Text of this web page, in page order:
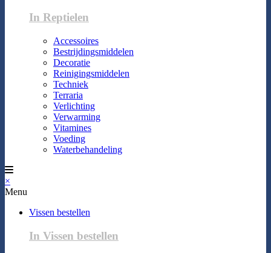
In Reptielen
Accessoires
Bestrijdingsmiddelen
Decoratie
Reinigingsmiddelen
Techniek
Terraria
Verlichting
Verwarming
Vitamines
Voeding
Waterbehandeling
×
Menu
Vissen bestellen
In Vissen bestellen